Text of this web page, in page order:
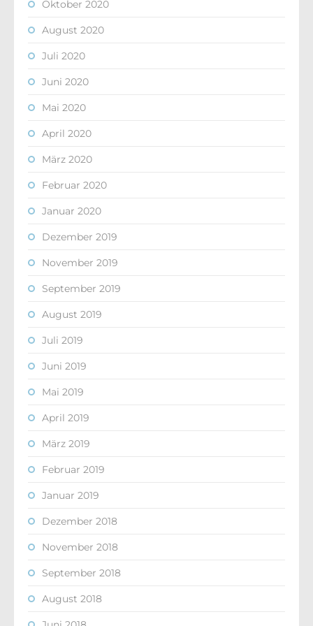
Oktober 2020
August 2020
Juli 2020
Juni 2020
Mai 2020
April 2020
März 2020
Februar 2020
Januar 2020
Dezember 2019
November 2019
September 2019
August 2019
Juli 2019
Juni 2019
Mai 2019
April 2019
März 2019
Februar 2019
Januar 2019
Dezember 2018
November 2018
September 2018
August 2018